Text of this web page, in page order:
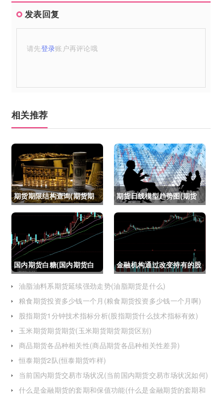
发表回复
请先登录账户再评论哦
相关推荐
期货期限结构查询(期货期
限结构)
期货日线模型趋势图(期货
日线模型趋势图怎么看)
国内期货白糖(国内期货白
糖合约是怎么交割)
金融机构通过改变持有的股
指期货合约(股指期货合约
最长持有多久)
油脂油料系期货延续强劲走势(油脂期货是什么)
粮食期货投资多少钱一个月(粮食期货投资多少钱一个月啊)
股指期货1分钟技术指标分析(股指期货什么技术指标有效)
玉米期货期货期货(玉米期货期货期货区别)
商品期货各品种相关性(商品期货各品种相关性差异)
恒泰期货2队(恒泰期货咋样)
当前国内期货交易市场状况(当前国内期货交易市场状况如何)
什么是金融期货的套期和保值功能(什么是金融期货的套期和